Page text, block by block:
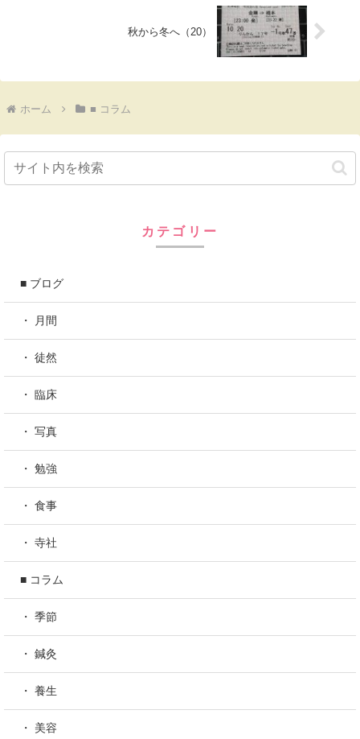
秋から冬へ（20）
ホーム ■ コラム
カテゴリー
■ ブログ
・ 月間
・ 徒然
・ 臨床
・ 写真
・ 勉強
・ 食事
・ 寺社
■ コラム
・ 季節
・ 鍼灸
・ 養生
・ 美容